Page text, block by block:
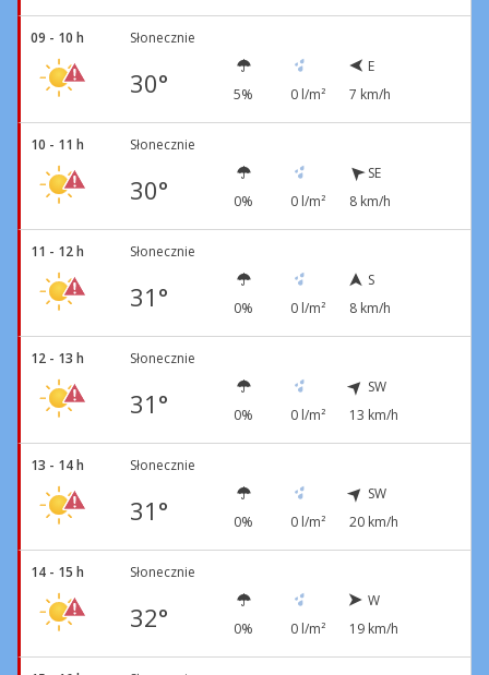
09 - 10 h Słonecznie
30° 5% 0 l/m²
E
7 km/h
10 - 11 h Słonecznie
30° 0% 0 l/m²
SE
8 km/h
11 - 12 h Słonecznie
31° 0% 0 l/m²
S
8 km/h
12 - 13 h Słonecznie
31° 0% 0 l/m²
SW
13 km/h
13 - 14 h Słonecznie
31° 0% 0 l/m²
SW
20 km/h
14 - 15 h Słonecznie
32° 0% 0 l/m²
W
19 km/h